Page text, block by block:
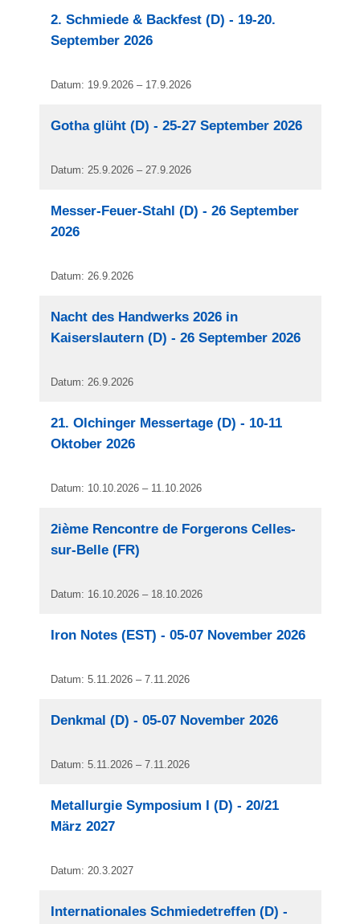
2. Schmiede & Backfest (D) - 19-20.
September 2026
Datum: 19.9.2026 – 17.9.2026
Gotha glüht (D) - 25-27 September 2026
Datum: 25.9.2026 – 27.9.2026
Messer-Feuer-Stahl (D) - 26 September
2026
Datum: 26.9.2026
Nacht des Handwerks 2026 in
Kaiserslautern (D) - 26 September 2026
Datum: 26.9.2026
21. Olchinger Messertage (D) - 10-11
Oktober 2026
Datum: 10.10.2026 – 11.10.2026
2ième Rencontre de Forgerons Celles-
sur-Belle (FR)
Datum: 16.10.2026 – 18.10.2026
Iron Notes (EST) - 05-07 November 2026
Datum: 5.11.2026 – 7.11.2026
Denkmal (D) - 05-07 November 2026
Datum: 5.11.2026 – 7.11.2026
Metallurgie Symposium I (D) - 20/21
März 2027
Datum: 20.3.2027
Internationales Schmiedetreffen (D) -